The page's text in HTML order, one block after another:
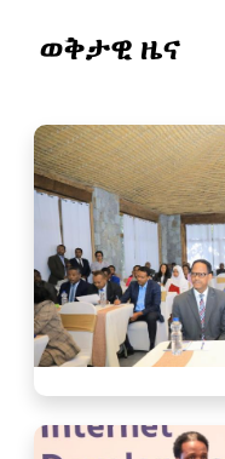
ወቅታዊ ዜና